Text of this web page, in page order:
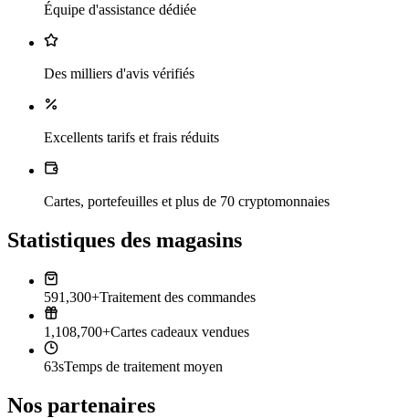
Équipe d'assistance dédiée
Des milliers d'avis vérifiés
Excellents tarifs et frais réduits
Cartes, portefeuilles et plus de 70 cryptomonnaies
Statistiques des magasins
591,300+Traitement des commandes
1,108,700+Cartes cadeaux vendues
63sTemps de traitement moyen
Nos partenaires